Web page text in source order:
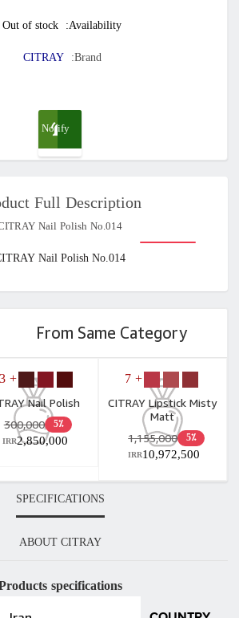
Availability:
Out of stock
Brand:
CITRAY
Notify
when
Full Description
Nail Polish No.014
Nail Polish No.014
From Same Category
+ 83
Nail Polish
5٪ 300,000
2,850,000
IRR
+ 7
CITRAY Lipstick Misty
Matt
5٪ 1,155,000
10,972,500
IRR
SPECIFICATIONS
ABOUT CITRAY
specifications